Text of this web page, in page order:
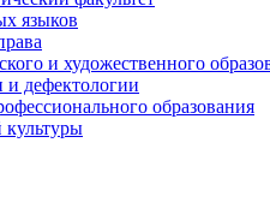
языков
и художественного
и дефектологии
образования
культуры